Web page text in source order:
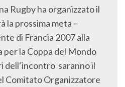
Rugby ha organizzato il
la prossima meta –
di Francia 2007 alla
per la Coppa del Mondo
dell‘incontro saranno il
Comitato Organizzatore